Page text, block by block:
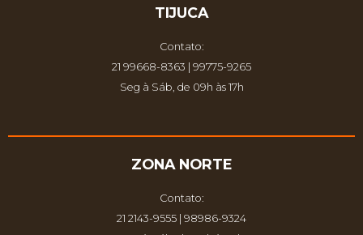
TIJUCA
Contato:
21 99668-8363 | 99775-9265
Seg à Sáb, de 09h às 17h
ZONA NORTE
Contato:
21 2143-9555 | 98986-9324